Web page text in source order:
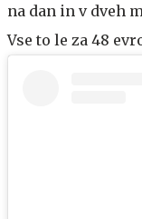
na dan in v dveh
Vse to le za 48